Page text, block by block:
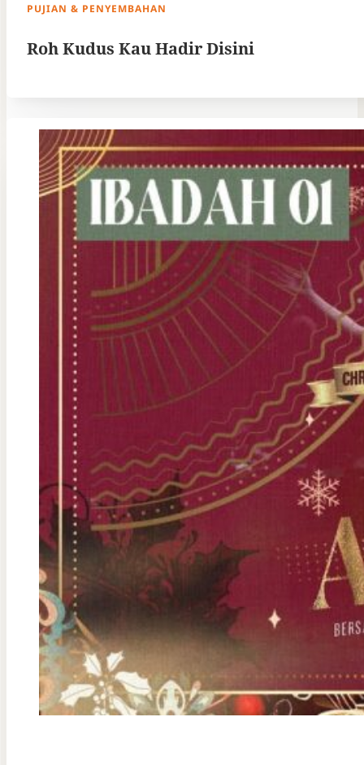
PUJIAN & PENYEMBAHAN
Roh Kudus Kau Hadir Disini